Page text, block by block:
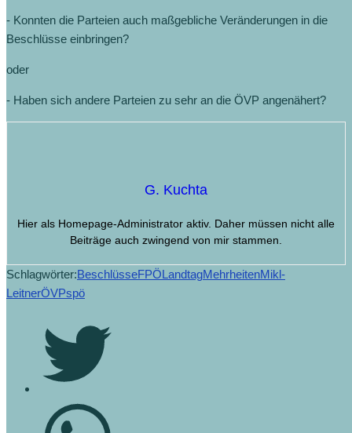
- Konnten die Parteien auch maßgebliche Veränderungen in die
Beschlüsse einbringen?
oder
- Haben sich andere Parteien zu sehr an die ÖVP angenähert?
G. Kuchta
Hier als Homepage-Administrator aktiv. Daher müssen nicht alle
Beiträge auch zwingend von mir stammen.
Schlagwörter:BeschlüsseFPÖLandtagMehrheitenMikl-
LeitnerÖVPspö